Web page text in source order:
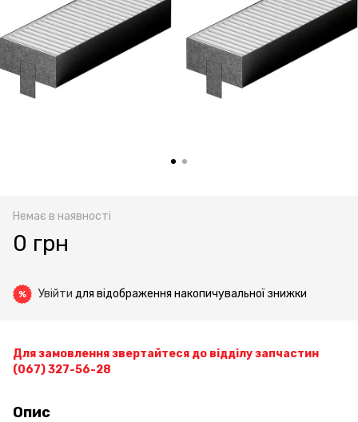
Немає в наявності
0 грн
% Увійти для відображення накопичувальної знижки
Для замовлення звертайтеся до відділу запчастин
(067) 327-56-28
Опис